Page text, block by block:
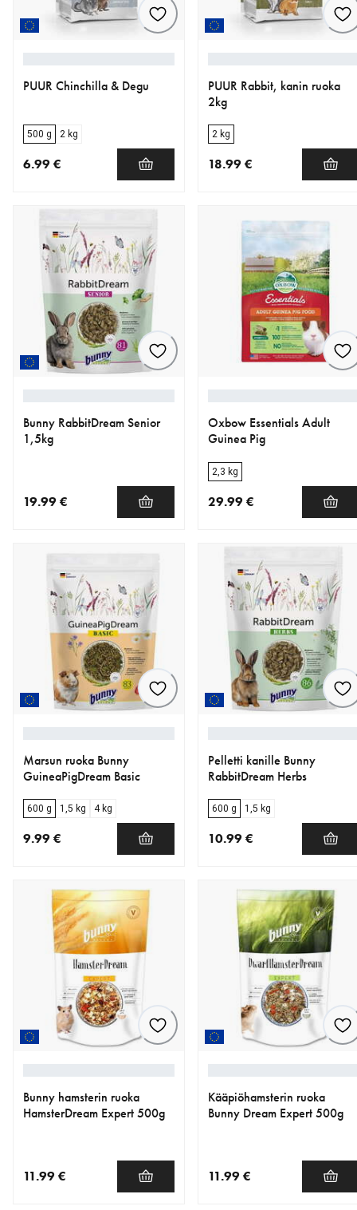
PUUR Chinchilla & Degu
500 g 2 kg
6.99 €
PUUR Rabbit, kanin ruoka
2kg
2 kg
18.99 €
Bunny RabbitDream Senior
1,5kg
19.99 €
Oxbow Essentials Adult
Guinea Pig
2,3 kg
29.99 €
Marsun ruoka Bunny
GuineaPigDream Basic
600 g 1,5 kg 4 kg
9.99 €
Pelletti kanille Bunny
RabbitDream Herbs
600 g 1,5 kg
10.99 €
Bunny hamsterin ruoka
HamsterDream Expert 500g
11.99 €
Kääpiöhamsterin ruoka
Bunny Dream Expert 500g
11.99 €